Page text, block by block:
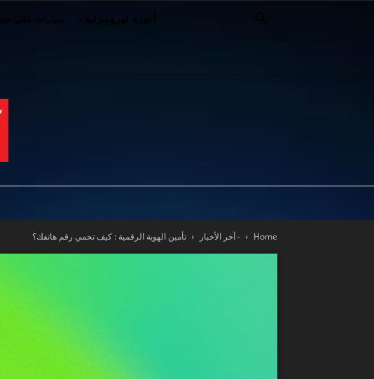
سيارات على خط أجهزة كهرومنزلية
Home - آخر الأخبار تأمين الهوية الرقمية : كيف تحمي رقم هاتفك؟